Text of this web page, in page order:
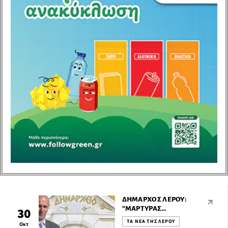
«ΑΝΤΕΣΤΕ».
30
Οκτ
ΔΉΜΑΡΧΟΣ ΛΈΡΟΥ:
“ΜΆΡΤΥΡΑΣ
ΚΑΤΗΓΟΡΊΑΣ ΣΕ
ΤΑ ΝΕΑ ΤΗΣ ΛΕΡΟΥ